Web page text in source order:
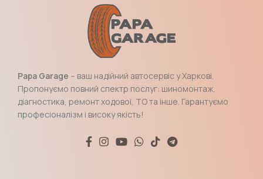
Papa Garage – ваш надійний автосервіс у Харкові.
Пропонуємо повний спектр послуг: шиномонтаж,
діагностика, ремонт ходової, ТО та інше. Гарантуємо
професіоналізм і високу якість!